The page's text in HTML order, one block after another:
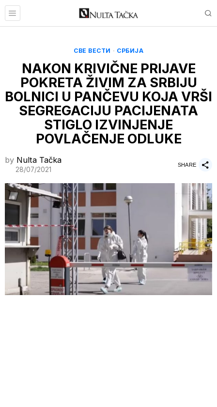
СВЕ ВЕСТИ · СРБИЈА
NAKON KRIVIČNE PRIJAVE
POKRETA ŽIVIM ZA SRBIJU
BOLNICI U PANČEVU KOJA VRŠI
SEGREGACIJU PACIJENATA
STIGLO IZVINJENJE
POVLAČENJE ODLUKE
by Nulta Tačka
28/07/2021
SHARE